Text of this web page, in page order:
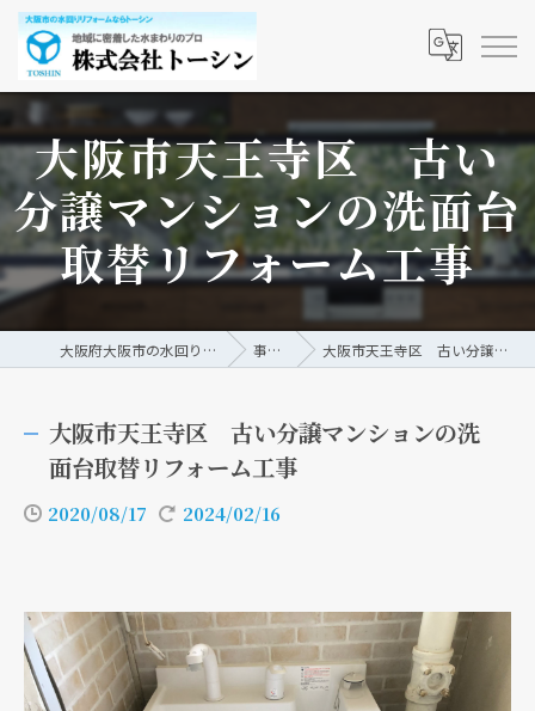
大阪市天王寺区 古い
分譲マンションの洗面台
取替リフォーム工事
大阪府大阪市の水回りリフォームなら株式会社トーシン 事例/ブログ 大阪市天王寺区 古い分譲マンションの洗面台取替リフォーム工事
大阪市天王寺区 古い分譲マンションの洗
面台取替リフォーム工事
2020/08/17 2024/02/16